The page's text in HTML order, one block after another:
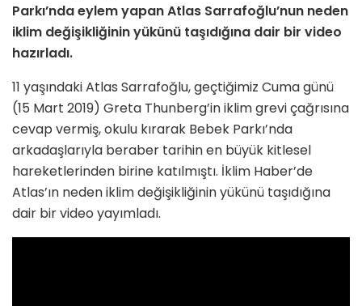
Parkı’nda eylem yapan Atlas Sarrafoğlu’nun neden
iklim değişikliğinin yükünü taşıdığına dair bir video
hazırladı.
11 yaşındaki Atlas Sarrafoğlu, geçtiğimiz Cuma günü
(15 Mart 2019) Greta Thunberg’in iklim grevi çağrısına
cevap vermiş, okulu kırarak Bebek Parkı’nda
arkadaşlarıyla beraber tarihin en büyük kitlesel
hareketlerinden birine katılmıştı. İklim Haber’de
Atlas’ın neden iklim değişikliğinin yükünü taşıdığına
dair bir video yayımladı.